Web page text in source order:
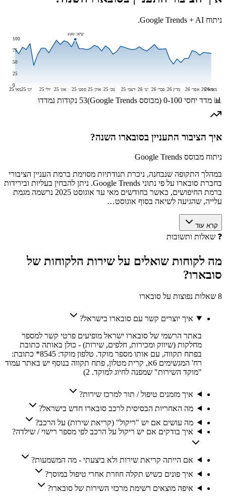
ניתוח Google Trends + AI.
0
25
50
75
100
שיא:100
מאי 25 יוני 25 יולי 25 אוג׳ 25 ספט׳ 25 אוק׳ 25 נוב׳ 25 דצמ׳ 25 ינו׳ 26 פבר׳ 26 מרץ 26 אפר׳ 26 מאי 26מאי 26
📊 מדד יחסי 0-100 (מבוסס Google Trends) 53 נקודות נמדדו
איך הציבור התעניין בסובארו השנה?
ניתוח מבוסס Google Trends
במהלך התקופה שנבחנה, ניכרת תנודתיות מסוימת ברמת העניין הציבורי
בחברת סובארו על פי נתוני Google Trends. ניתן להבחין בעליות ובירידות
ברמת החיפושים, כאשר בחודשים מאי עד אוגוסט 2025 נרשמה מגמת
עלייה, שהגיעה לשיאה בסוף אוגוסט…
קרא עוד
❓ שאלות ותשובות
מה לקוחות שואלים על שירות הלקוחות של
סובארו?
8 שאלות נפוצות על סובארו
איך יוצרים קשר עם סובארו בישראל?
באתר הרשמי של סובארו ישראל מופיעים פרטי קשר למספר
מחלקות (שיווק ומכירות, חלפים, שירות) - כולן באותה כתובת
בפתח תקווה, עם אותו מספר מוקד. טלפון מוקד: 8545* כתובת:
רח' המגשימים 6א, קרית מטלון, פתח תקווה בנוסף יש באתר עמוד
"מוקד השירות" שמפנה לחיוג למוקד. 2)
איך מזמנים טיפול / תור למרכז שירות?
מה האחריות הבסיסית לרכב סובארו חדש בישראל?
מה עושים אם יש "ריקול" (קריאת שירות) על הרכב?
איך בודקים אם יש ריקול על הרכב לפי מספר רישוי / שילדה?
אם הייתה קריאת שירות ולא ביצעתי - מה המשמעות?
איך פונים כשיש תקלה חוזרת אחרי טיפול במוסך?
איפה מוצאים רשימת מרכזי השירות של סובארו?